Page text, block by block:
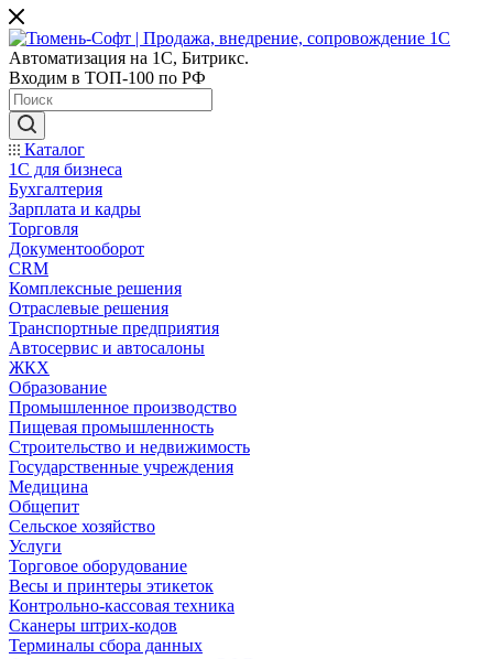
Автоматизация на 1С, Битрикс.
Входим в ТОП-100 по РФ
Каталог
1С для бизнеса
Бухгалтерия
Зарплата и кадры
Торговля
Документооборот
CRM
Комплексные решения
Отраслевые решения
Транспортные предприятия
Автосервис и автосалоны
ЖКХ
Образование
Промышленное производство
Пищевая промышленность
Строительство и недвижимость
Государственные учреждения
Медицина
Общепит
Сельское хозяйство
Услуги
Торговое оборудование
Весы и принтеры этикеток
Контрольно-кассовая техника
Сканеры штрих-кодов
Терминалы сбора данных